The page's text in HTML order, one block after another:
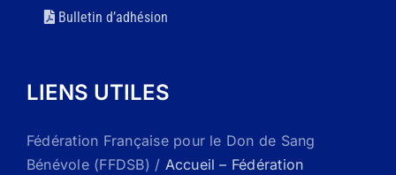
Bulletin d’adhésion
LIENS UTILES
Fédération Française pour le Don de Sang
Bénévole (FFDSB) / Accueil – Fédération